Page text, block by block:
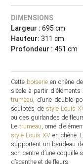
DIMENSIONS
Largeur : 695 cm
Hauteur: 311 cm
Profondeur : 451 cm
Cette boiserie en chêne
siècle à partir d'éléments
trumeau, d’une double
sculptés de style Louis
ou des guirlandes de
Letrumeau, orné
style Louis XV en chêne.
supportent un bandeau
son centre d’une coquille
d’acanthe et de fleurs.